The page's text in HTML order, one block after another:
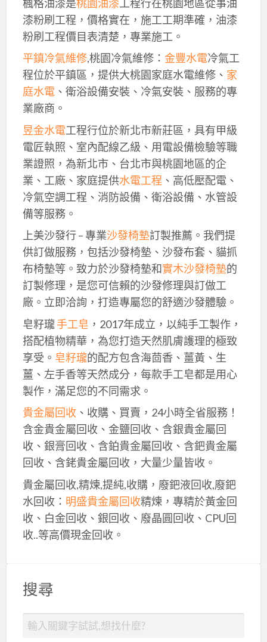
楓格油漆是桃園油漆工程行在桃園地區從事油
漆粉刷工程，價格實在，施工工期準確，油漆
粉刷工程價目表清楚，專業施工。
平鎮冷氣維修,桃園冷氣維修： 金豐水電冷氣工
程位於平鎮區，提供大桃園家庭水電維修、 家
庭水電、衛浴設備安裝、冷氣安裝、服務的專
業廠商。
昱金水電工程行位於新北市新莊區，具有甲級
電匠執照、室內配線乙級、用電設備檢驗等職
業證照，為新北市、台北市與桃園地區的企
業、工廠、家庭提供水電工程 、高低壓配電、
冷氣空調工程、消防設備、衛浴設備、水管設
備等服務。
上美沙發行 – 專業沙發椅墊訂製推薦。我們提
供訂做服務，包括沙發椅墊、沙發布套、貓抓
布椅墊等。致力於沙發椅墊和實木沙發椅墊的
訂製修理，是您可信賴的沙發修理與訂做工
廠。立即洽詢，打造專屬您的舒適沙發體驗。
皂籽瓏手工皂 ，2017年成立，以純手工製作，
搭配植物精華，為您打造天然肌膚護理的極致
享受。 皂籽瓏的配方包含海茴香、薑黃、生
薑、左手香等天然成分，每款手工皂都是用心
製作，滿足您的不同需求。
貴金屬回收、收購、買賣，24小時全省服務！
含金貴金屬回收、金鹽回收、含銀貴金屬回
收、銀膏回收、含鉑貴金屬回收、含鈀貴金屬
回收、含銠貴金屬回收，大量少量皆收。
貴金屬回收,精煉,提純,收購，廢鈀液回收,廢鈀
水回收： 明盛貴金屬回收精煉，專精於黃金回
收、白金回收、銀回收、廢晶圓回收、CPU回
收..等高價現金回收。
搜尋